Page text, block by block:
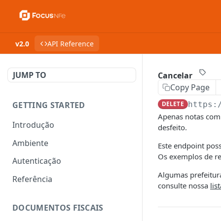
v2.0 API Reference
JUMP TO
GETTING STARTED
Introdução
Ambiente
Autenticação
Referência
DOCUMENTOS FISCAIS
Cancelar
Copy Page
DELETE
Apenas notas
desfeito.
Este endpoint
Os exemplos de
Algumas
consulte nossa